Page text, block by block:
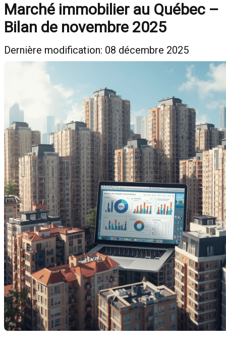
Marché immobilier au Québec –
Bilan de novembre 2025
Dernière modification: 08 décembre 2025